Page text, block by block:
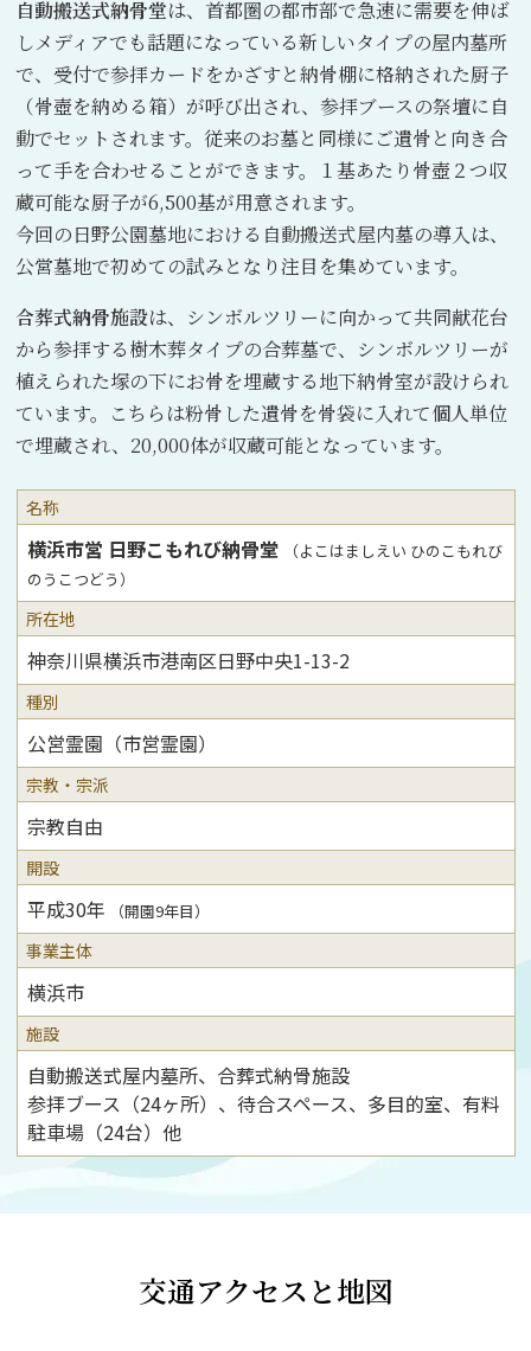
自動搬送式納骨堂は、首都圏の都市部で急速に需要を伸ば
しメディアでも話題になっている新しいタイプの屋内墓所
で、受付で参拝カードをかざすと納骨棚に格納された厨子
（骨壺を納める箱）が呼び出され、参拝ブースの祭壇に自
動でセットされます。従来のお墓と同様にご遺骨と向き合
って手を合わせることができます。１基あたり骨壺２つ収
蔵可能な厨子が6,500基が用意されます。
今回の日野公園墓地における自動搬送式屋内墓の導入は、
公営墓地で初めての試みとなり注目を集めています。
合葬式納骨施設は、シンボルツリーに向かって共同献花台
から参拝する樹木葬タイプの合葬墓で、シンボルツリーが
植えられた塚の下にお骨を埋蔵する地下納骨室が設けられ
ています。こちらは粉骨した遺骨を骨袋に入れて個人単位
で埋蔵され、20,000体が収蔵可能となっています。
名称
横浜市営 日野こもれび納骨堂
（よこはましえい ひのこもれび
のうこつどう）
所在地
神奈川県横浜市港南区日野中央1-13-2
種別
公営霊園（市営霊園）
宗教・宗派
宗教自由
開設
平成30年 （開園9年目）
事業主体
横浜市
施設
自動搬送式屋内墓所、合葬式納骨施設
参拝ブース（24ヶ所）、待合スペース、多目的室、有料
駐車場（24台）他
交通アクセスと地図